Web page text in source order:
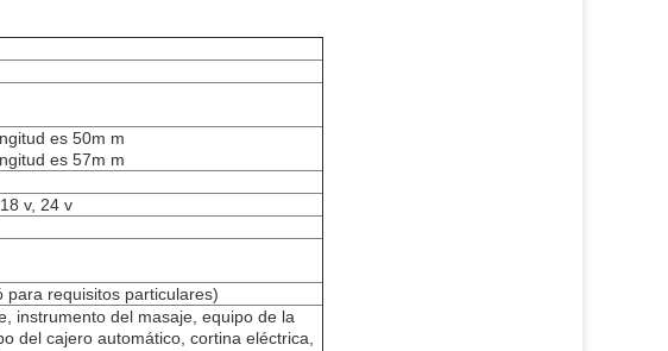
es 50m m
es 57m m
v, 24 v
para requisitos particulares)
instrumento del masaje, equipo de la
del cajero automático, cortina eléctrica,